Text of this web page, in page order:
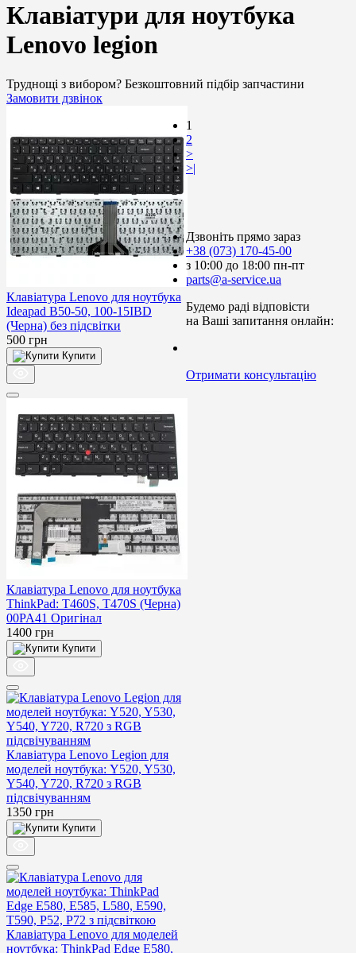
Клавіатури для ноутбука
Lenovo legion
Труднощі з вибором? Безкоштовний підбір запчастини
Замовити дзвінок
Клавіатура Lenovo для ноутбука
Ideapad B50-50, 100-15IBD
(Черна) без підсвітки
500 грн
Купити
Клавіатура Lenovo для ноутбука
ThinkPad: T460S, T470S (Черна)
00PA41 Оригінал
1400 грн
Купити
Клавіатура Lenovo Legion для
моделей ноутбука: Y520, Y530,
Y540, Y720, R720 з RGB
підсвічуванням
1350 грн
Купити
Клавіатура Lenovo для моделей
ноутбука: ThinkPad Edge E580,
1
2
>
>|
Дзвоніть прямо зараз
+38 (073) 170-45-00
з 10:00 до 18:00 пн-пт
parts@a-service.ua
Будемо раді відповісти
на Ваші запитання онлайн:
Отримати консультацію